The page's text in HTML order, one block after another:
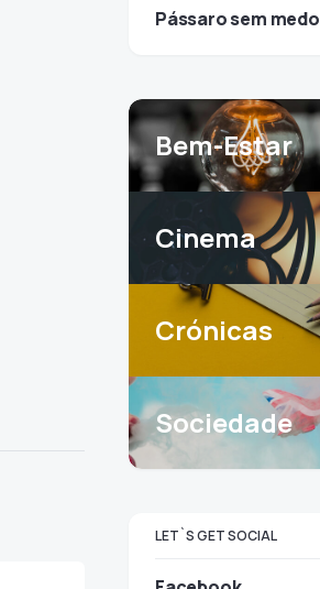
Pássaro sem medo
Bem-Estar
Cinema
Crónicas
Sociedade
LET`S GET SOCIAL